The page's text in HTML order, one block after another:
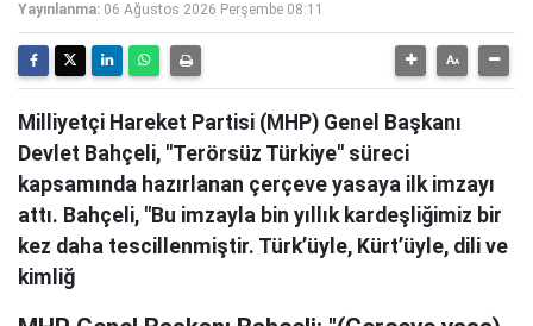
Yayınlanma: 06 Ağustos 2026 Perşembe 08:11
Milliyetçi Hareket Partisi (MHP) Genel Başkanı
Devlet Bahçeli, "Terörsüz Türkiye" süreci
kapsamında hazırlanan çerçeve yasaya ilk imzayı
attı. Bahçeli, "Bu imzayla bin yıllık kardeşliğimiz bir
kez daha tescillenmiştir. Türk’üyle, Kürt’üyle, dili ve
kimliğ